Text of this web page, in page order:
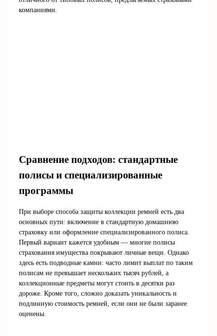
компаниями.
Сравнение подходов: стандартные
полисы и специализированные
программы
При выборе способа защиты коллекции ремней есть два
основных пути: включение в стандартную домашнюю
страховку или оформление специализированного полиса.
Первый вариант кажется удобным — многие полисы
страхования имущества покрывают личные вещи. Однако
здесь есть подводные камни: часто лимит выплат по таким
полисам не превышает нескольких тысяч рублей, а
коллекционные предметы могут стоить в десятки раз
дороже. Кроме того, сложно доказать уникальность и
подлинную стоимость ремней, если они не были заранее
оценены.